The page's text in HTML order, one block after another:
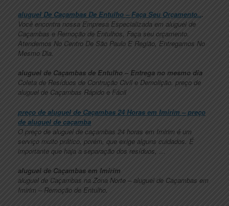
aluguel De Caçambas De Entulho – Faça Seu Orçamento...
Você encontra nossa Empresa Especializada em aluguel de
Caçambas e Remoção de Entulhos, Faça seu orçamento.
Atendemos No Centro De São Paulo E Região, Entregamos No
Mesmo Dia.
aluguel de Caçambas de Entulho – Entrega no mesmo dia
Coleta de Resíduos de Contrução Civil e Demolição. preço de
aluguel de Caçambas Rápido e Fácil
preço de aluguel de Caçambas 24 Horas em Imirim – preço
de aluguel de caçamba
O preço de aluguel de caçambas 24 horas em Imirim é um
serviço muito prático, porém, que exige alguns cuidados. É
importante que haja a separação dos resíduos, …
aluguel de Caçambas em Imirim
aluguel de Caçambas na Zona Norte – aluguel de Caçambas em
Imirim – Remoção de Entulho.